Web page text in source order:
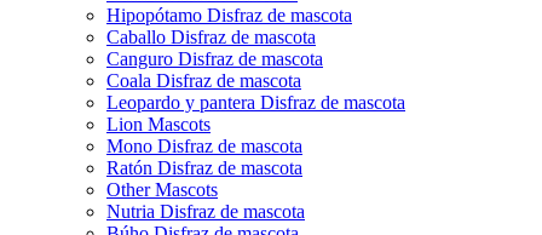
Hipopótamo Disfraz de mascota
Caballo Disfraz de mascota
Canguro Disfraz de mascota
Coala Disfraz de mascota
Leopardo y pantera Disfraz de mascota
Lion Mascots
Mono Disfraz de mascota
Ratón Disfraz de mascota
Other Mascots
Nutria Disfraz de mascota